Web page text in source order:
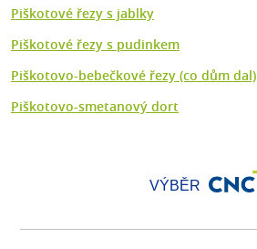
Piškotové řezy s jablky
Piškotové řezy s pudinkem
Piškotovo-bebečkové řezy (co dům dal)
Piškotovo-smetanový dort
VÝBĚR